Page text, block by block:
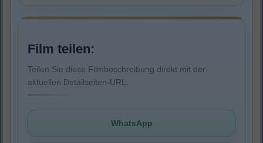
Film teilen:
Teilen Sie diese Filmbeschreibung direkt mit der
aktuellen Detailseiten-URL.
WhatsApp